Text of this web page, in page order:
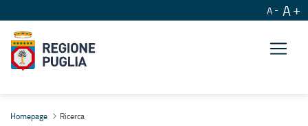
A A
Homepage Ricerca